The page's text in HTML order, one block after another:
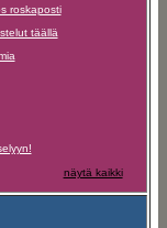
roskaposti
täällä
näytä kaikki